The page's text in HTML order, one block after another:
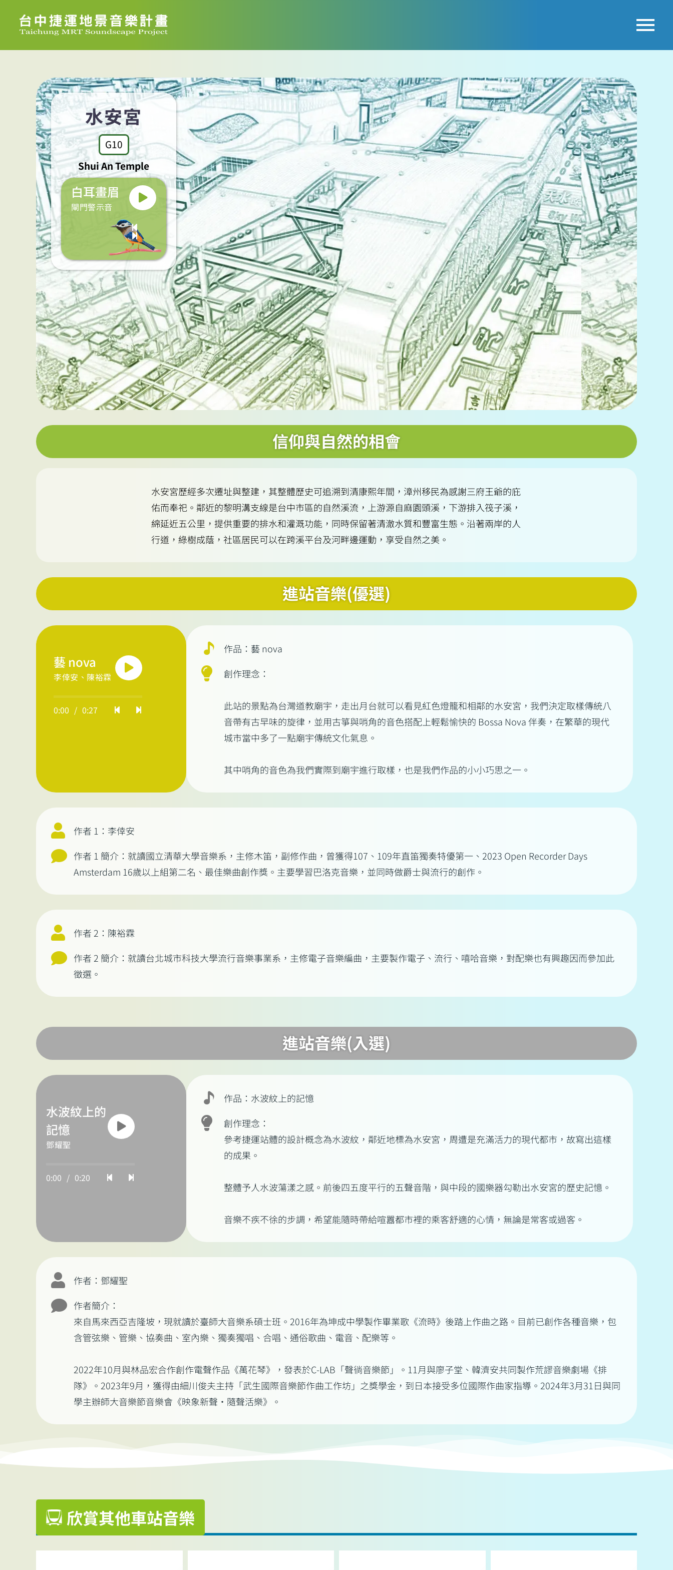
水安宮
G10
Shui An Temple
白耳畫眉
閘門警示音
信仰與自然的相會
水安宮歷經多次遷址與整建，其整體歷史可追溯到清康熙年間，漳州移民為感謝三府王爺的庇
佑而奉祀。鄰近的黎明溝支線是台中市區的自然溪流，上游源自麻園頭溪，下游排入筏子溪，
綿延近五公里，提供重要的排水和灌溉功能，同時保留著清澈水質和豐富生態。沿著兩岸的人
行道，綠樹成蔭，社區居民可以在跨溪平台及河畔邊運動，享受自然之美。
進站音樂(優選)
藝 nova
李倖安、陳裕霖
0:00 / 0:27
作品：藝 nova
創作理念：
此站的景點為台灣道教廟宇，走出月台就可以看見紅色燈籠和相鄰的水安宮，我們決定取樣傳統八
音帶有古早味的旋律，並用古箏與哨角的音色搭配上輕鬆愉快的 Bossa Nova 伴奏，在繁華的現代
城市當中多了一點廟宇傳統文化氣息。
其中哨角的音色為我們實際到廟宇進行取樣，也是我們作品的小小巧思之一。
作者 1：李倖安
作者 1 簡介：就讀國立清華大學音樂系，主修木笛，副修作曲，曾獲得107、109年直笛獨奏特優第一、2023 Open Recorder Days
Amsterdam 16歲以上組第二名、最佳樂曲創作獎。主要學習巴洛克音樂，並同時做爵士與流行的創作。
作者 2：陳裕霖
作者 2 簡介：就讀台北城市科技大學流行音樂事業系，主修電子音樂編曲，主要製作電子、流行、嘻哈音樂，對配樂也有興趣因而參加此
徵選。
進站音樂(入選)
水波紋上的
記憶
鄧耀聖
0:00 / 0:20
作品：水波紋上的記憶
創作理念：
參考捷運站體的設計概念為水波紋，鄰近地標為水安宮，周遭是充滿活力的現代都市，故寫出這樣
的成果。
整體予人水波蕩漾之感。前後四五度平行的五聲音階，與中段的國樂器勾勒出水安宮的歷史記憶。
音樂不疾不徐的步調，希望能隨時帶給喧囂都市裡的乘客舒適的心情，無論是常客或過客。
作者：鄧耀聖
作者簡介：
來自馬來西亞吉隆坡，現就讀於臺師大音樂系碩士班。2016年為坤成中學製作畢業歌《流時》後踏上作曲之路。目前已創作各種音樂，包
含管弦樂、管樂、協奏曲、室內樂、獨奏獨唱、合唱、通俗歌曲、電音、配樂等。
2022年10月與林品宏合作創作電聲作品《萬花琴》，發表於C-LAB「聲徜音樂節」。11月與廖子堂、韓濟安共同製作荒謬音樂劇場《排
隊》。2023年9月，獲得由細川俊夫主持「武生國際音樂節作曲工作坊」之獎學金，到日本接受多位國際作曲家指導。2024年3月31日與同
學主辦師大音樂節音樂會《映象新聲·隨聲活樂》。
欣賞其他車站音樂